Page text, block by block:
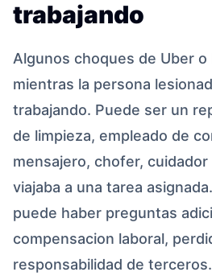
trabajando
Algunos choques de Uber
mientras la persona
trabajando. Puede ser un
de limpieza, empleado de
mensajero, chofer,
viajaba a una tarea
puede haber preguntas
compensacion laboral,
responsabilidad de terceros.